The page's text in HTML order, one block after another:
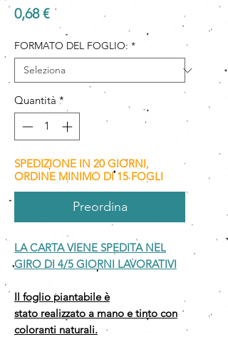
0,68 €Prezzo
FORMATO DEL FOGLIO: *
Quantità *
SPEDIZIONE IN 20 GIORNI,
ORDINE MINIMO DI 15 FOGLI
Preordina
LA CARTA VIENE SPEDITA NEL
GIRO DI 4/5 GIORNI LAVORATIVI
Il foglio piantabile è
stato realizzato a mano e tinto con
coloranti naturali.